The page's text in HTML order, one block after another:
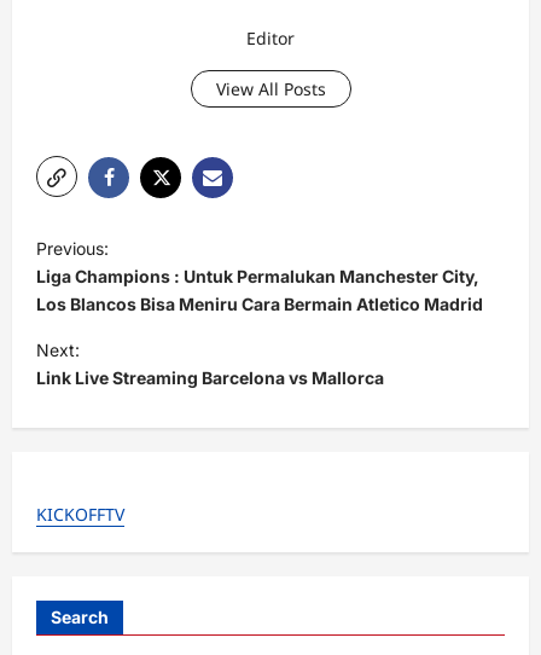
Editor
View All Posts
o
s
t
n
a
g
t
i
Previous:
Liga Champions : Untuk Permalukan Manchester City,
Los Blancos Bisa Meniru Cara Bermain Atletico Madrid
Next:
Link Live Streaming Barcelona vs Mallorca
KICKOFFTV
Search